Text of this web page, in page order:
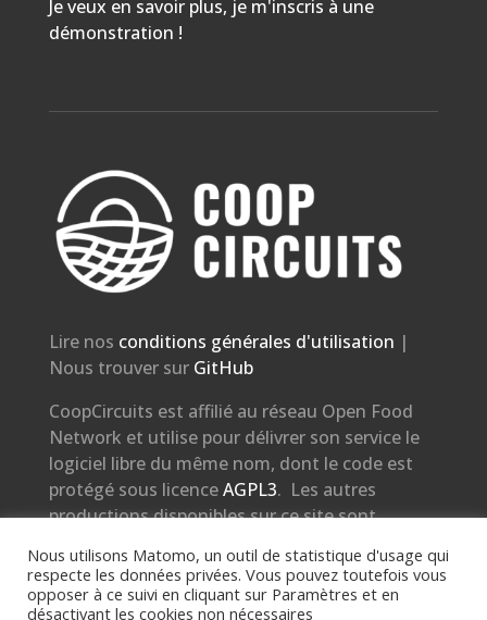
Je veux en savoir plus, je m'inscris à une
démonstration !
Lire nos conditions générales d'utilisation |
Nous trouver sur GitHub
CoopCircuits est affilié au réseau Open Food
Network et utilise pour délivrer son service le
logiciel libre du même nom, dont le code est
protégé sous licenceAGPL3. Les autres
productions disponibles sur ce site sont
Nous prenons soin de vos données. Voir notre
politique de gestion des données
Nous utilisons Matomo, un outil de statistique d'usage qui
respecte les données privées. Vous pouvez toutefois vous
opposer à ce suivi en cliquant sur Paramètres et en
désactivant les cookies non nécessaires